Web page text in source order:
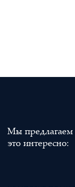
Мы предлагаем
это интересно: